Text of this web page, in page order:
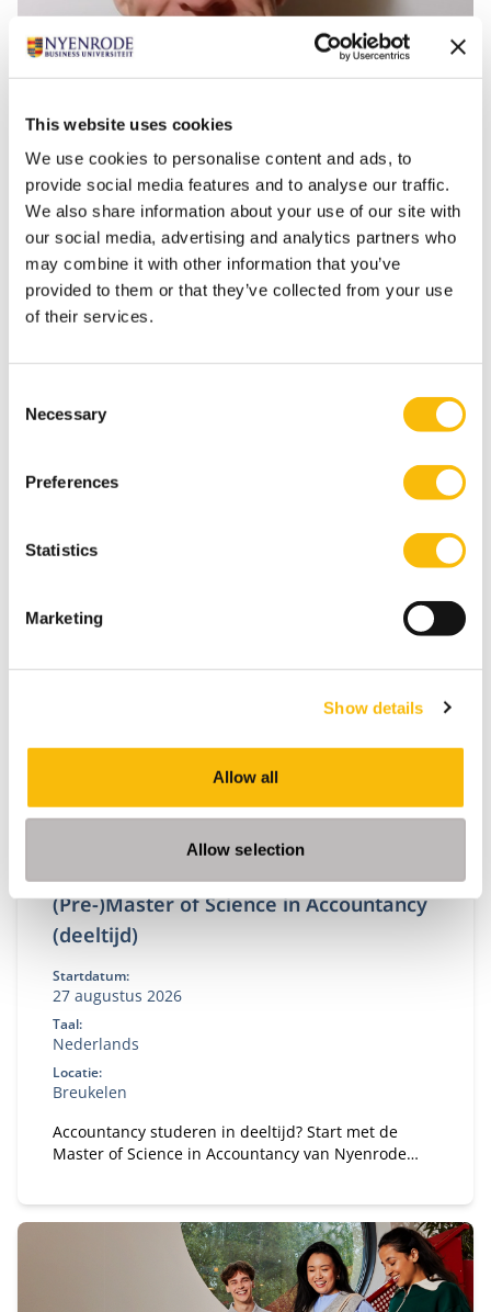
This website uses cookies
We use cookies to personalise content and ads, to
provide social media features and to analyse our traffic.
We also share information about your use of our site with
our social media, advertising and analytics partners who
may combine it with other information that you’ve
provided to them or that they’ve collected from your use
of their services.
Selection
Necessary
Preferences
Statistics
Marketing
Show details
Allow all
Allow selection
Tags
Accountancy
Master of Science in Accountancy
Onderwijs
Post-Master Accountancy
Pre-Master Accountancy
Gerelateerde opleidingen
(Pre-)Master of Science in Accountancy
(deeltijd)
Startdatum:
27 augustus 2026
Taal:
Nederlands
Locatie:
Breukelen
Accountancy studeren in deeltijd? Start met de
Master of Science in Accountancy van Nyenrode